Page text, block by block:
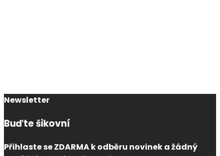
Newsletter
Buďte šikovní
Přihlaste se ZDARMA k odběru novinek a žádný